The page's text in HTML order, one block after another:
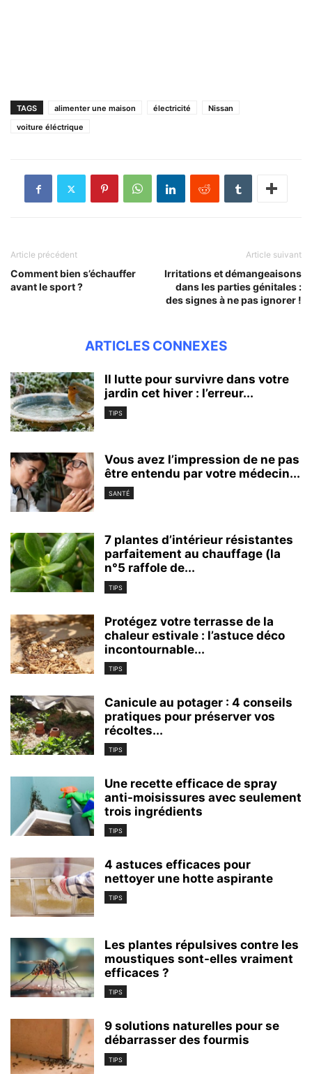
TAGS alimenter une maison électricité
Nissan
voiture éléctrique
Article précédent
Comment bien s’échauffer
avant le sport ?
Article suivant
Irritations et démangeaisons
dans les parties génitales :
des signes à ne pas ignorer !
ARTICLES CONNEXES
Il lutte pour survivre dans votre
jardin cet hiver : l’erreur...
TIPS
Vous avez l’impression de ne pas
être entendu par votre médecin...
SANTÉ
7 plantes d’intérieur résistantes
parfaitement au chauffage (la
n°5 raffole de...
TIPS
Protégez votre terrasse de la
chaleur estivale : l’astuce déco
incontournable...
TIPS
Canicule au potager : 4 conseils
pratiques pour préserver vos
récoltes...
TIPS
Une recette efficace de spray
anti-moisissures avec seulement
trois ingrédients
TIPS
4 astuces efficaces pour
nettoyer une hotte aspirante
TIPS
Les plantes répulsives contre les
moustiques sont-elles vraiment
efficaces ?
TIPS
9 solutions naturelles pour se
débarrasser des fourmis
TIPS